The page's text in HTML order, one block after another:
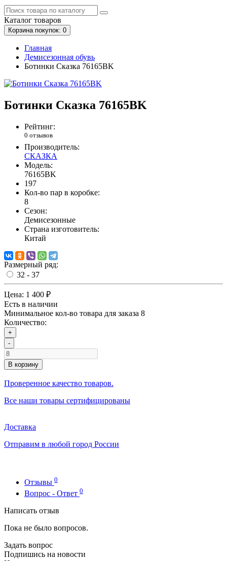
Каталог товаров
Корзинапокупок: 0
Главная
Демисезонная обувь
Ботинки Сказка 76165BK
Ботинки Сказка 76165BK
Рейтинг:
0 отзывов
Производитель:
СКАЗКА
Модель:
76165BK
197
Кол-во пар в коробке:
8
Сезон:
Демисезонные
Страна изготовитель:
Китай
Размерный ряд:
32 - 37
Цена: 1 400 ₽
Есть в наличии
Минимальное кол-во товара для заказа 8
Количество:
+
-
В корзину
Проверенное качество товаров.
Все наши товары сертифицированы
Доставка
Отправим в любой город России
Отзывы 0
Вопрос - Ответ 0
Написать отзыв
Пока не было вопросов.
Задать вопрос
Подпишись на новости